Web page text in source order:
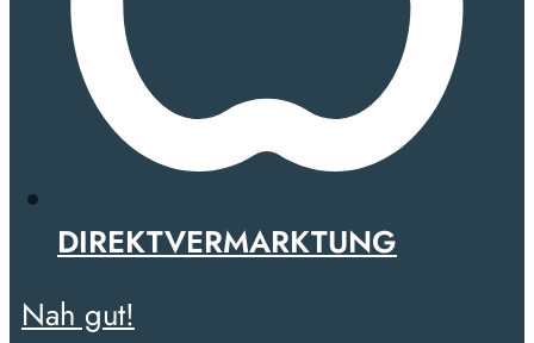
DIREKTVERMARKTUNG
Nah gut!